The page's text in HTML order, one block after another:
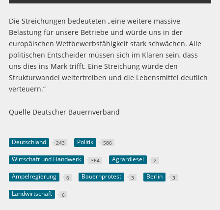
Die Streichungen bedeuteten „eine weitere massive
Belastung für unsere Betriebe und würde uns in der
europäischen Wettbewerbsfähigkeit stark schwächen. Alle
politischen Entscheider müssen sich im Klaren sein, dass
uns dies ins Mark trifft. Eine Streichung würde den
Strukturwandel weitertreiben und die Lebensmittel deutlich
verteuern.“
Quelle Deutscher Bauernverband
Deutschland 243 Politik 586
Wirtschaft und Handwerk 364 Agrardiesel 2
Ampelregierung 6 Bauernprotest 3 Berlin 3
Landwirtschaft 6